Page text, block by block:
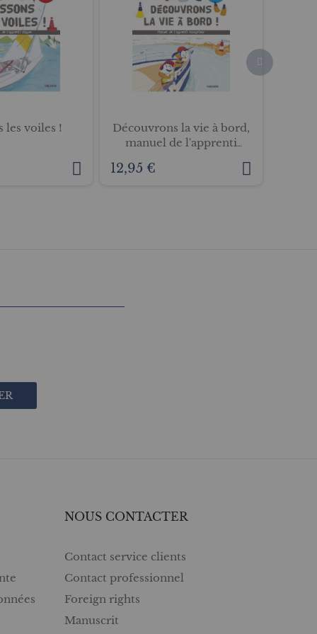
les voiles !
Découvrons la vie à bord,
manuel de l'apprenti
12,95 €
NOUS CONTACTER
Contact service clients
Contact professionnel
Foreign rights
Manuscrit